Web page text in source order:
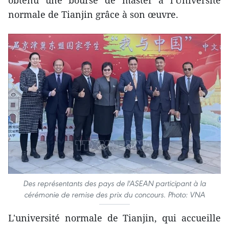
normale de Tianjin grâce à son œuvre.
Des représentants des pays de l'ASEAN participant à la
cérémonie de remise des prix du concours. Photo: VNA
L'université normale de Tianjin, qui accueille